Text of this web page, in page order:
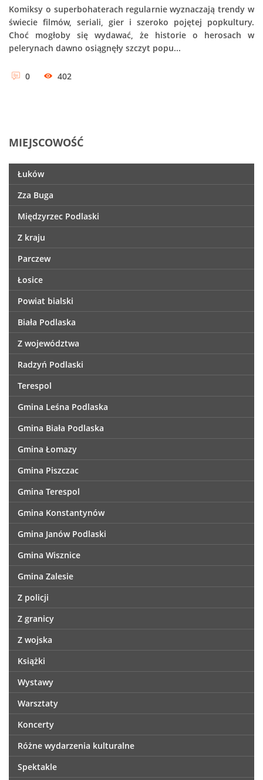
Komiksy o superbohaterach regularnie wyznaczają trendy w
świecie filmów, seriali, gier i szeroko pojętej popkultury.
Choć mogłoby się wydawać, że historie o herosach w
pelerynach dawno osiągnęły szczyt popu...
0 402
MIEJSCOWOŚĆ
Łuków
Zza Buga
Międzyrzec Podlaski
Z kraju
Parczew
Łosice
Powiat bialski
Biała Podlaska
Z województwa
Radzyń Podlaski
Terespol
Gmina Leśna Podlaska
Gmina Biała Podlaska
Gmina Łomazy
Gmina Piszczac
Gmina Terespol
Gmina Konstantynów
Gmina Janów Podlaski
Gmina Wisznice
Gmina Zalesie
Z policji
Z granicy
Z wojska
Książki
Wystawy
Warsztaty
Koncerty
Różne wydarzenia kulturalne
Spektakle